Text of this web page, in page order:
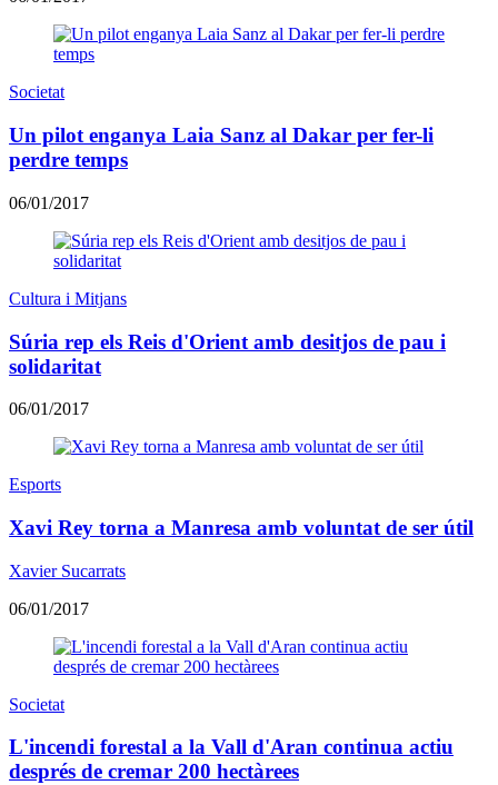
Societat
Un pilot enganya Laia Sanz al Dakar per fer-li
perdre temps
06/01/2017
Cultura i Mitjans
Súria rep els Reis d'Orient amb desitjos de pau i
solidaritat
06/01/2017
Esports
Xavi Rey torna a Manresa amb voluntat de ser útil
Xavier Sucarrats
06/01/2017
Societat
L'incendi forestal a la Vall d'Aran continua actiu
després de cremar 200 hectàrees